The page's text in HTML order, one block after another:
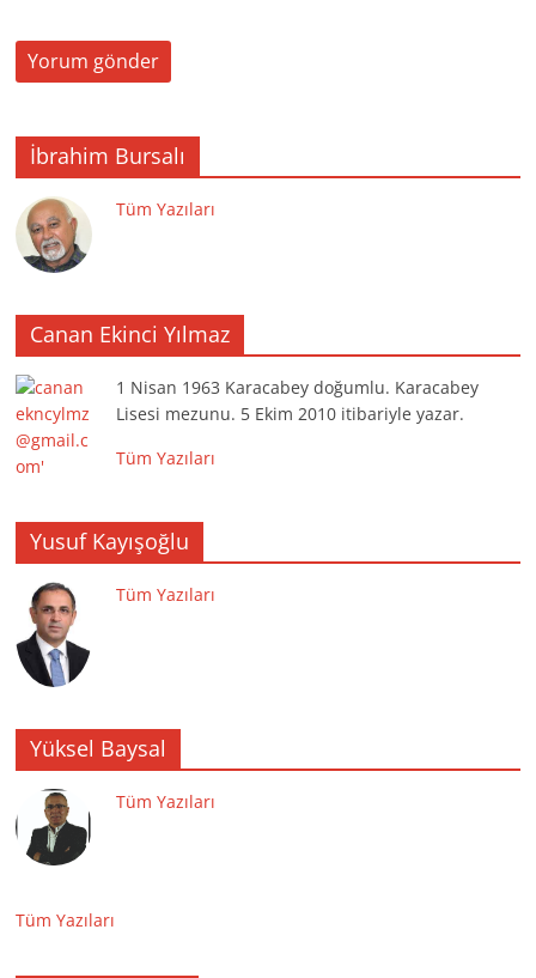
İbrahim Bursalı
Tüm Yazıları
Canan Ekinci Yılmaz
1 Nisan 1963 Karacabey doğumlu. Karacabey
Lisesi mezunu. 5 Ekim 2010 itibariyle yazar.
Tüm Yazıları
Yusuf Kayışoğlu
Tüm Yazıları
Yüksel Baysal
Tüm Yazıları
Tüm Yazıları